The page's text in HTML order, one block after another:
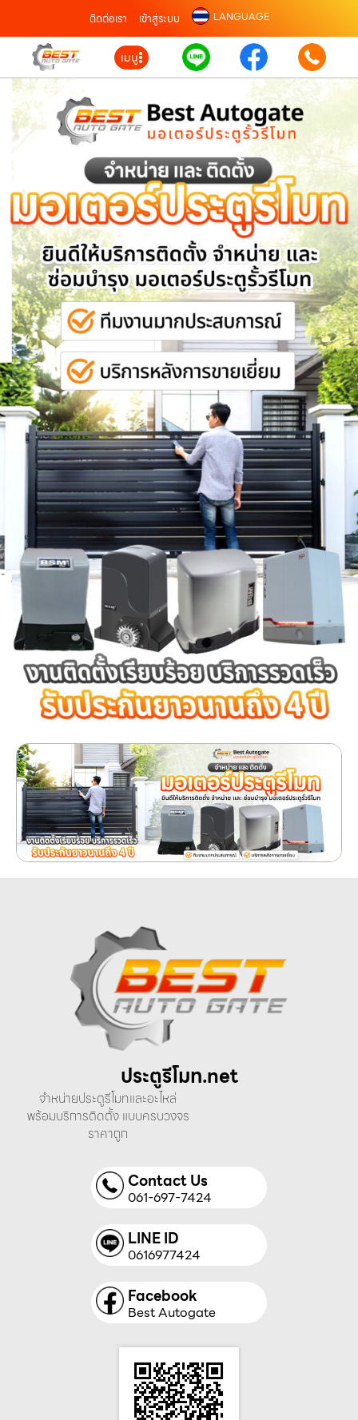
ติดต่อเรา เข้าสู่ระบบ LANGUAGE
เมนู
ประตูรีโมท.net
จำหน่ายประตูรีโมทและอะไหล่
พร้อมบริการติดตั้ง แบบครบวงจร
ราคาถูก
Contact Us
061-697-7424
LINE ID
0616977424
Facebook
Best Autogate